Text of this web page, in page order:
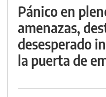
Pánico en
amenazas,
desesperado
la puerta de